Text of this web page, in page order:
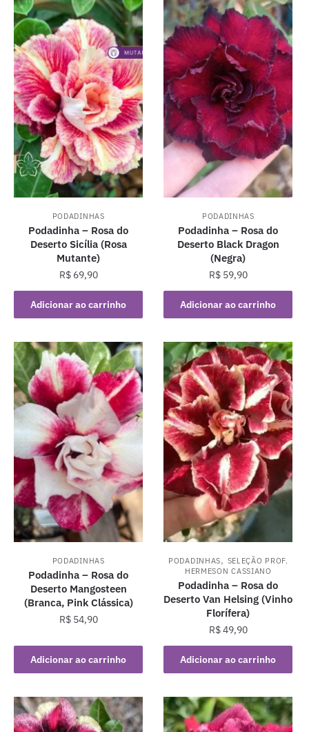
PODADINHAS
Podadinha – Rosa do
Deserto Sicília (Rosa
Mutante)
R$69,90
Adicionar ao carrinho
PODADINHAS
Podadinha – Rosa do
Deserto Black Dragon
(Negra)
R$59,90
Adicionar ao carrinho
PODADINHAS
Podadinha – Rosa do
Deserto Mangosteen
(Branca, Pink Clássica)
R$54,90
Adicionar ao carrinho
PODADINHAS, SELEÇÃO PROF.
HERMESON CASSIANO
Podadinha – Rosa do
Deserto Van Helsing (Vinho
Florífera)
R$49,90
Adicionar ao carrinho